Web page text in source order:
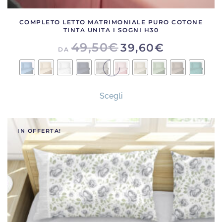
COMPLETO LETTO MATRIMONIALE PURO COTONE
TINTA UNITA I SOGNI H30
DA49,50€39,60€
Scegliprodotto
più
varianti.
Le
opzioni
possono
essere
scelte
IN OFFERTA!